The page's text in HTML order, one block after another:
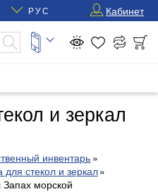
РУС Кабинет
и зеркал
инвентарь
для стекол и зеркал
Запах морской